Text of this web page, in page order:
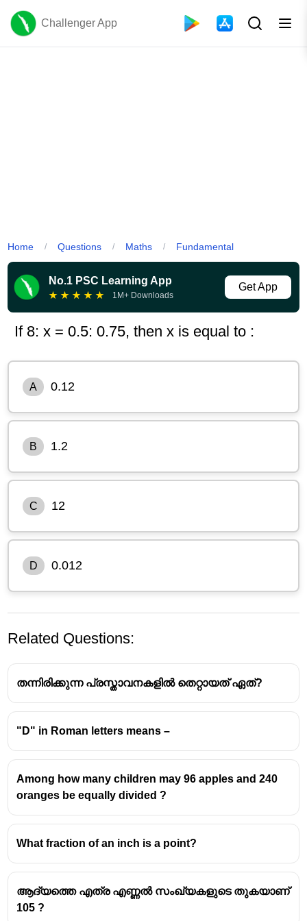
Challenger App
Home / Questions / Maths / Fundamental
No.1 PSC Learning App
★ ★ ★ ★ ★ 1M+ Downloads
Get App
If 8: x = 0.5: 0.75, then x is equal to :
A 0.12
B 1.2
C 12
D 0.012
Related Questions:
തന്നിരിക്കുന്ന പ്രസ്താവനകളിൽ തെറ്റായത് ഏത്?
"D" in Roman letters means –
Among how many children may 96 apples and 240
oranges be equally divided ?
What fraction of an inch is a point?
ആദ്യത്തെ എത്ര എണ്ണല്‍ സംഖ്യകളുടെ തുകയാണ്
105 ?